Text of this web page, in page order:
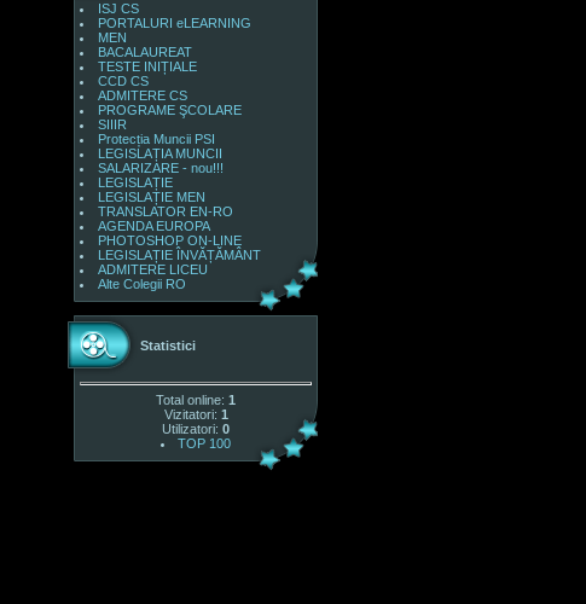
ISJ CS
PORTALURI eLEARNING
MEN
BACALAUREAT
TESTE INIȚIALE
CCD CS
ADMITERE CS
PROGRAME ŞCOLARE
SIIIR
Protecția Muncii PSI
LEGISLAȚIA MUNCII
SALARIZARE - nou!!!
LEGISLAȚIE
LEGISLAȚIE MEN
TRANSLATOR EN-RO
AGENDA EUROPA
PHOTOSHOP ON-LINE
LEGISLAȚIE ÎNVĂȚĂMÂNT
ADMITERE LICEU
Alte Colegii RO
Statistici
Total online: 1
Vizitatori: 1
Utilizatori: 0
TOP 100